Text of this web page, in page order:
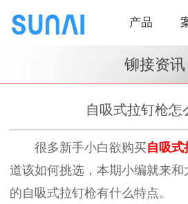
产品
铆接资讯
自吸式拉钉枪怎
很多新手小白欲购买自吸式
道该如何挑选，本期小编就来和
的自吸式拉钉枪有什么特点。